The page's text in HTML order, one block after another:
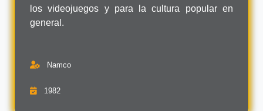
los videojuegos y para la cultura popular en
general.
Namco
1982